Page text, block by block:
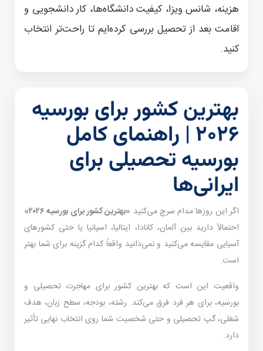
هزینه، شانس ویزا، کیفیت دانشگاه‌ها، کار دانشجویی و
اقامت بعد از تحصیل بررسی کرده‌ایم تا راحت‌تر انتخاب
کنید.
بهترین کشور برای بورسیه
۲۰۲۶ | راهنمای کامل
بورسیه تحصیلی برای
ایرانی‌ها
اگر این روزها مدام سرچ می‌کنید «بهترین کشور برای بورسیه ۲۰۲۶»
احتمالاً دارید بین آلمان، کانادا، ایتالیا، اسپانیا یا حتی کشورهای
آسیایی مقایسه می‌کنید و نمی‌دانید واقعاً کدام گزینه برای شما بهتر
است.
واقعیت این است که بهترین کشور برای مهاجرت تحصیلی و
بورسیه، برای هر فرد فرق می‌کند. رشته، بودجه، سطح زبان، هدف
شغلی، گپ تحصیلی و حتی شخصیت شما روی انتخاب نهایی تأثیر
دارد.